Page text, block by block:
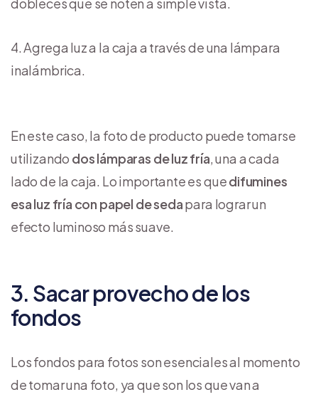
Agrega luz a la caja a través de una lámpara
inalámbrica.
En este caso, la foto de producto puede tomarse
utilizando dos lámparas de luz fría, una a cada
lado de la caja. Lo importante es quedifumines
esa luz fría con papel de sedapara lograr un
efecto luminoso más suave.
3. Sacar provecho de los
fondos
Los fondos para fotos son esenciales al momento
de tomar una foto, ya que son los que van a